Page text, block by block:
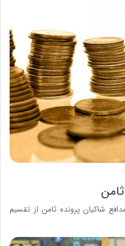
ماه سال ۱۳۹۷ وکیل مدافع شاکیان پرونده ثامن از تقسیم